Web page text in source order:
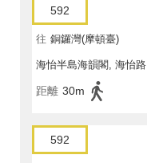
592
往 銅鑼灣(摩頓臺)
海怡半島海韻閣, 海怡路
距離 30m
592